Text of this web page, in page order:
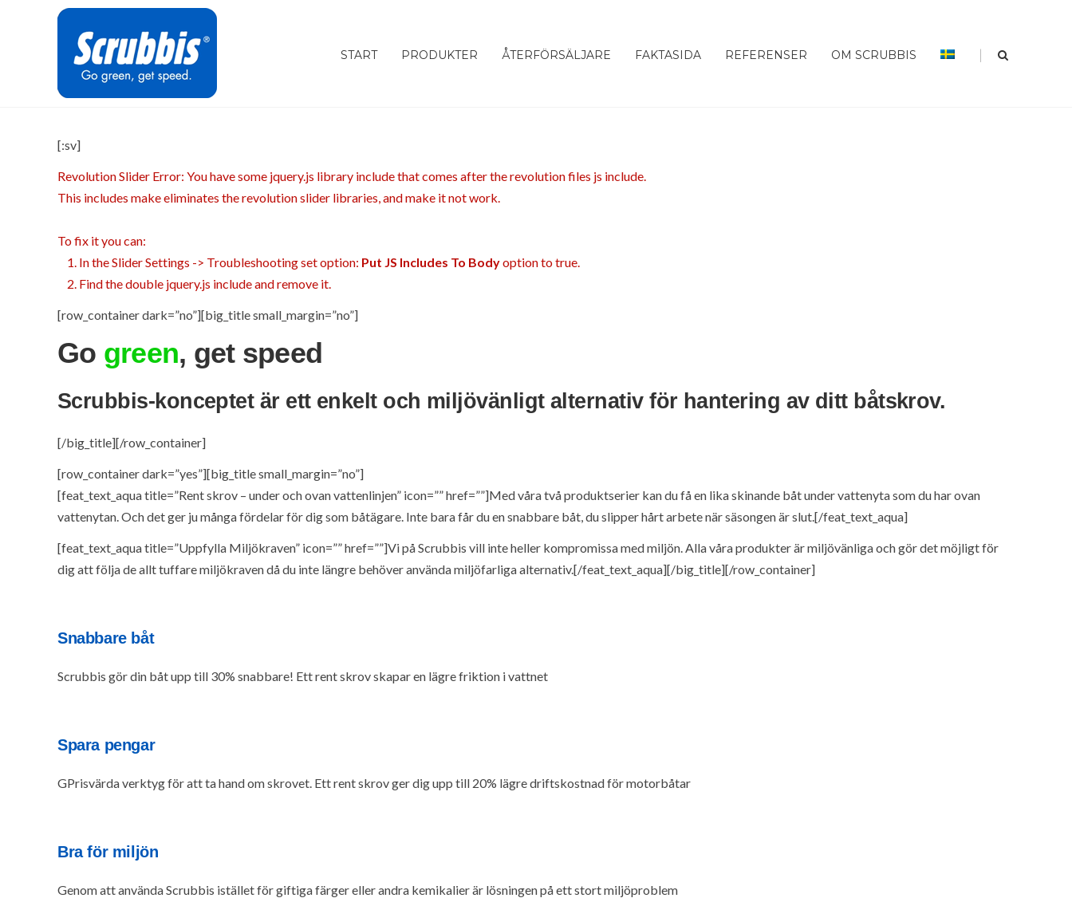
START PRODUKTER ÅTERFÖRSÄLJARE FAKTASIDA REFERENSER OM SCRUBBIS |
Start
[:sv]
Revolution Slider Error: You have some jquery.js library include that comes after the revolution files js include.
This includes make eliminates the revolution slider libraries, and make it not work.
To fix it you can:
1. In the Slider Settings -> Troubleshooting set option: Put JS Includes To Bodyoption to true.
2. Find the double jquery.js include and remove it.
[row_container dark=”no”][big_title small_margin=”no”]
Go green, get speed
Scrubbis-konceptet är ett enkelt och miljövänligt alternativ för hantering av ditt båtskrov.
[/big_title][/row_container]
[row_container dark=”yes”][big_title small_margin=”no”]
[feat_text_aqua title=”Rent skrov – under och ovan vattenlinjen” icon=”” href=””]Med våra två produktserier kan du få en lika skinande båt under vattenyta som du har ovan
vattenytan. Och det ger ju många fördelar för dig som båtägare. Inte bara får du en snabbare båt, du slipper hårt arbete när säsongen är slut.[/feat_text_aqua]
[feat_text_aqua title=”Uppfylla Miljökraven” icon=”” href=””]Vi på Scrubbis vill inte heller kompromissa med miljön. Alla våra produkter är miljövänliga och gör det möjligt för
dig att följa de allt tuffare miljökraven då du inte längre behöver använda miljöfarliga alternativ.[/feat_text_aqua][/big_title][/row_container]
Snabbare båt
Scrubbis gör din båt upp till 30% snabbare! Ett rent skrov skapar en lägre friktion i vattnet
Spara pengar
GPrisvärda verktyg för att ta hand om skrovet. Ett rent skrov ger dig upp till 20% lägre driftskostnad för motorbåtar
Bra för miljön
Genom att använda Scrubbis istället för giftiga färger eller andra kemikalier är lösningen på ett stort miljöproblem